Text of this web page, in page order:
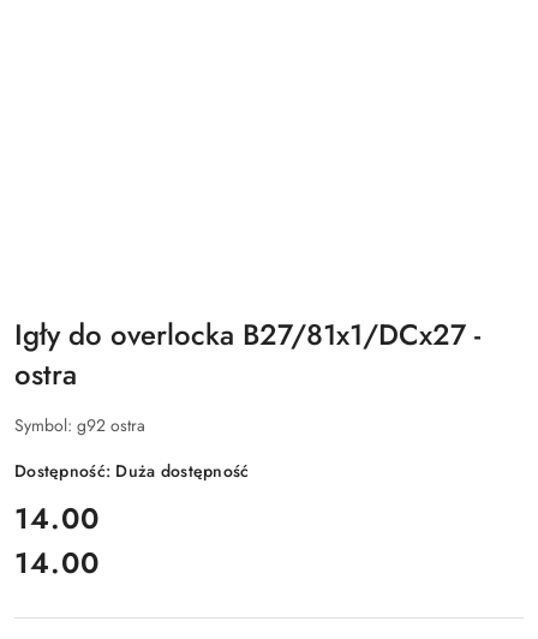
Igły do overlocka B27/81x1/DCx27 -
ostra
Symbol: g92 ostra
Dostępność: Duża dostępność
cena:
14.00
Cena:
14.00